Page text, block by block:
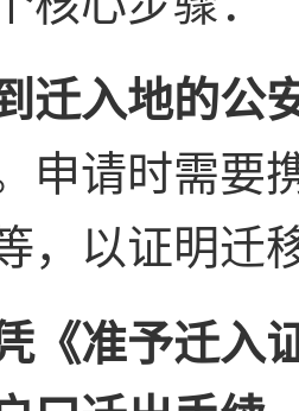
迁入地的公
申请时需要
，以证明迁
《准予迁入